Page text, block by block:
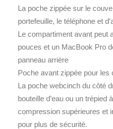
La poche zippée sur le
portefeuille, le téléphone et
Le compartiment avant peut
pouces et un MacBook Pro
panneau arrière
Poche avant zippée pour les
La poche webcinch du côté
bouteille d’eau ou un trépied
compression supérieures et
pour plus de sécurité.